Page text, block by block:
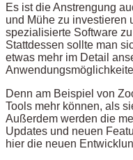
Es ist die Anstrengung
und Mühe zu investieren
spezialisierte Software
Stattdessen sollte man
etwas mehr im Detail
Denn am Beispiel von
Tools mehr können, als
Außerdem werden die
Updates und neuen
hier die neuen